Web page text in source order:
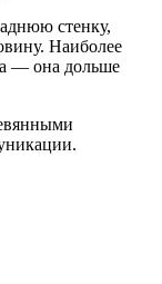
стенку,
Наиболее
— она дольше